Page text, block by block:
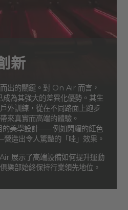
新
出的關鍵。對 On Air 而言，
為其強大的差異化優勢。其生
外訓練，從在不同路面上跑步
來真實而高端的體驗。
美學設計——例如閃耀的紅色
造出令人驚豔的「哇」效果。
展示了高端設備如何提升運動
樂部始終保持行業領先地位。